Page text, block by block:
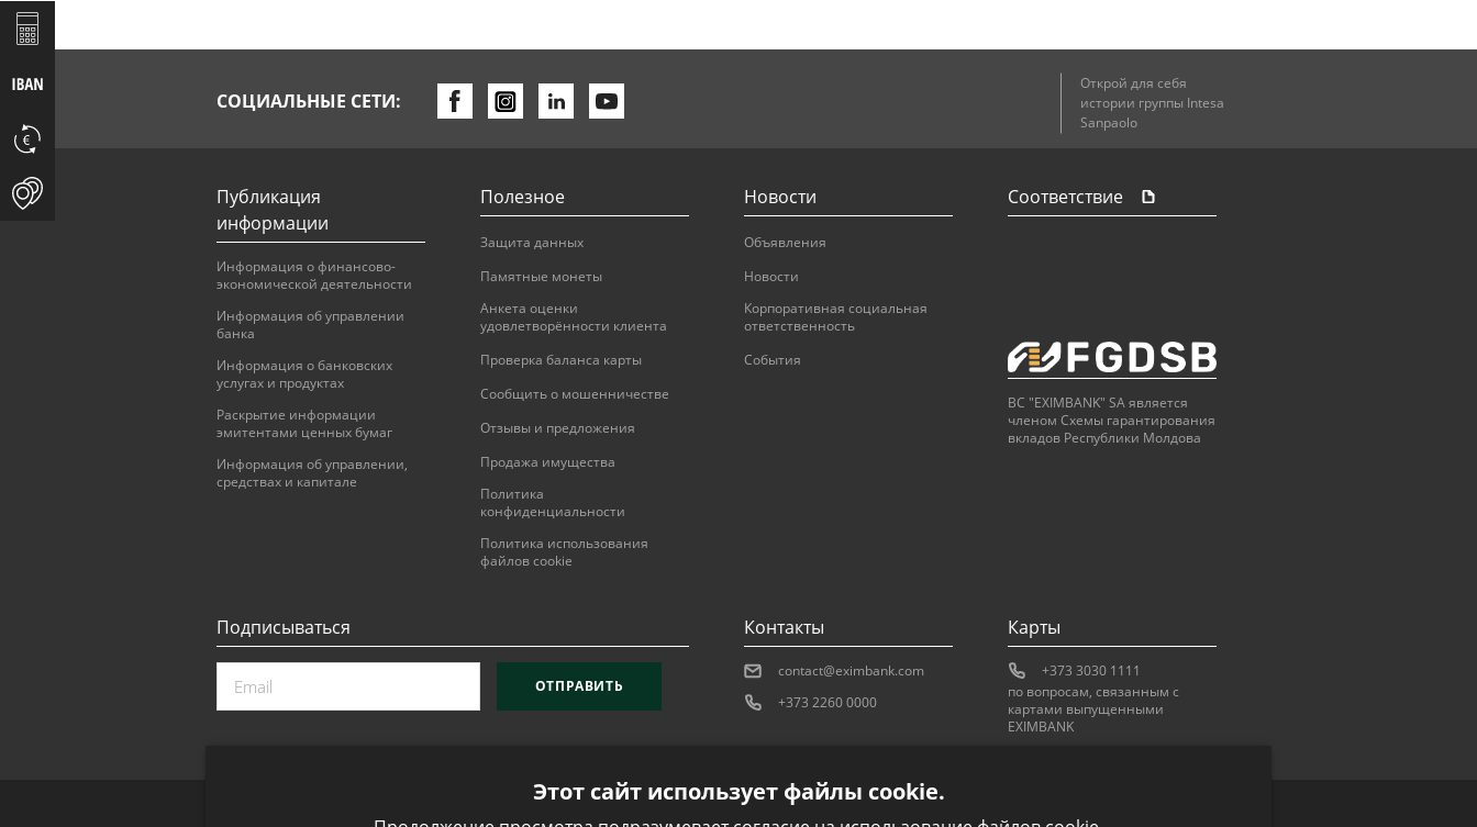
СОЦИАЛЬНЫЕ СЕТИ:
Открой для себя
истории группы Intesa
Sanpaolo
Публикация
информации
Информация о финансово-
экономической деятельности
Информация об управлении
банка
Информация о банковских
услугах и продуктах
Раскрытие информации
эмитентами ценных бумаг
Информация об управлении,
средствах и капитале
Полезное
Защита данных
Памятные монеты
Анкета оценки
удовлетворённости клиента
Проверка баланса карты
Сообщить о мошенничестве
Отзывы и предложения
Продажа имущества
Политика
конфиденциальности
Политика использования
файлов cookie
Новости
Объявления
Новости
Корпоративная социальная
ответственность
События
Соответствие
BC "EXIMBANK" SA является
членом Схемы гарантирования
вкладов Республики Молдова
Подписываться
ОТПРАВИТЬ
Контакты
contact@eximbank.com
+373 2260 0000
Карты
+373 3030 1111
по вопросам, связанным с
картами выпущенными
EXIMBANK
Этот сайт использует файлы cookie.